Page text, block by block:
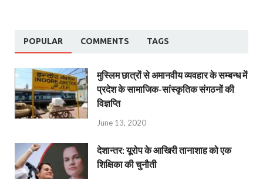
POPULAR COMMENTS TAGS
मुस्लिम छात्रों से अमानवीय व्यवहार के सम्बन्ध में
प्रदेश के सामाजिक-सांस्कृतिक संगठनों की
विज्ञप्ति
June 13, 2020
देशान्‍तर: यूरोप के आखिरी तानाशाह को एक
शिक्षिका की चुनौती